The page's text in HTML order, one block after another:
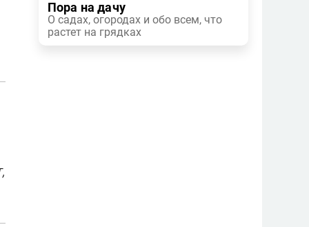
Пора на дачу
О садах, огородах и обо всем, что
растет на грядках